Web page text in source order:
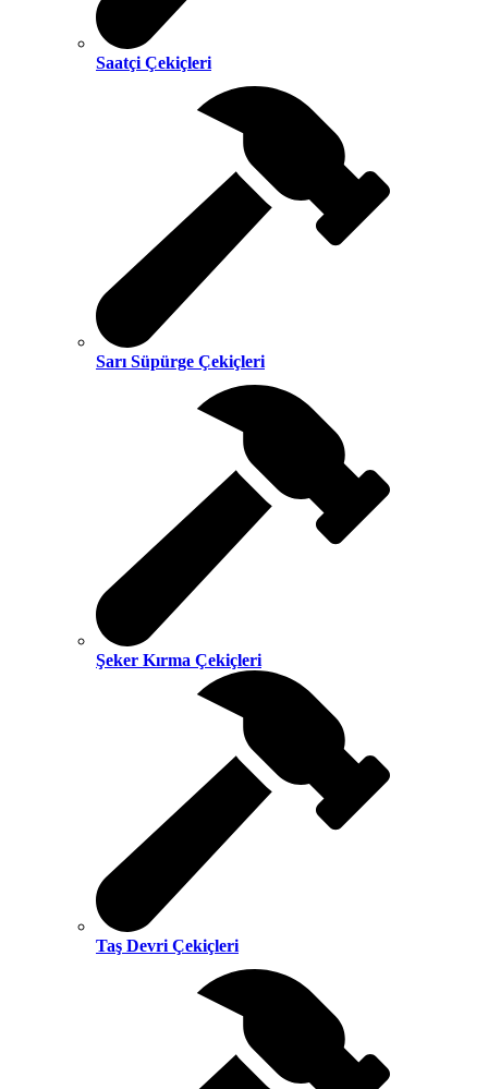
Saatçi Çekiçleri
Sarı Süpürge Çekiçleri
Şeker Kırma Çekiçleri
Taş Devri Çekiçleri